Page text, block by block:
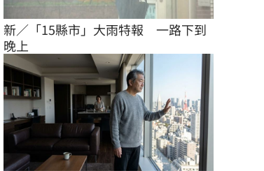
新／「15縣市」大雨特報　一路下到
晚上